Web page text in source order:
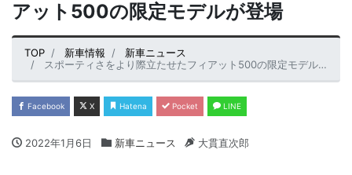
アット500の限定モデルが登場
TOP 新車情報
新車ニュース
スポーティさをより際立たせたフィアット500の限定モデルが登場
Facebook X Hatena Pocket LINE
2022年1月6日 新車ニュース 大貫直次郎